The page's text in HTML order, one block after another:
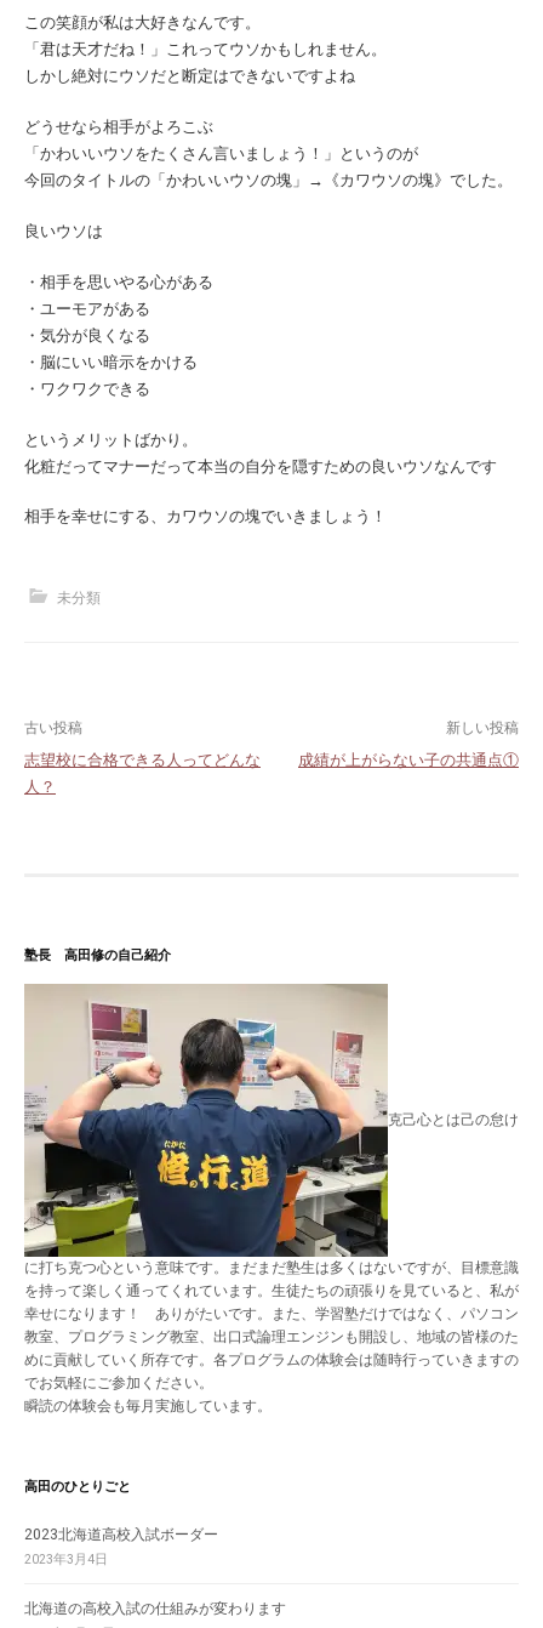
この笑顔が私は大好きなんです。
「君は天才だね！」これってウソかもしれません。
しかし絶対にウソだと断定はできないですよね
どうせなら相手がよろこぶ
「かわいいウソをたくさん言いましょう！」というのが
今回のタイトルの「かわいいウソの塊」→《カワウソの塊》でした。
良いウソは
・相手を思いやる心がある
・ユーモアがある
・気分が良くなる
・脳にいい暗示をかける
・ワクワクできる
というメリットばかり。
化粧だってマナーだって本当の自分を隠すための良いウソなんです
相手を幸せにする、カワウソの塊でいきましょう！
未分類
投
稿
ー
シ
古い投稿
志望校に合格できる人ってどんな
人？
新しい投稿
成績が上がらない子の共通点①
塾長 高田修の自己紹介
克己心とは己の怠け
に打ち克つ心という意味です。まだまだ塾生は多くはないですが、目標意識
を持って楽しく通ってくれています。生徒たちの頑張りを見ていると、私が
幸せになります！ ありがたいです。また、学習塾だけではなく、パソコン
教室、プログラミング教室、出口式論理エンジンも開設し、地域の皆様のた
めに貢献していく所存です。各プログラムの体験会は随時行っていきますの
でお気軽にご参加ください。
瞬読の体験会も毎月実施しています。
高田のひとりごと
2023北海道高校入試ボーダー
2023年3月4日
北海道の高校入試の仕組みが変わります